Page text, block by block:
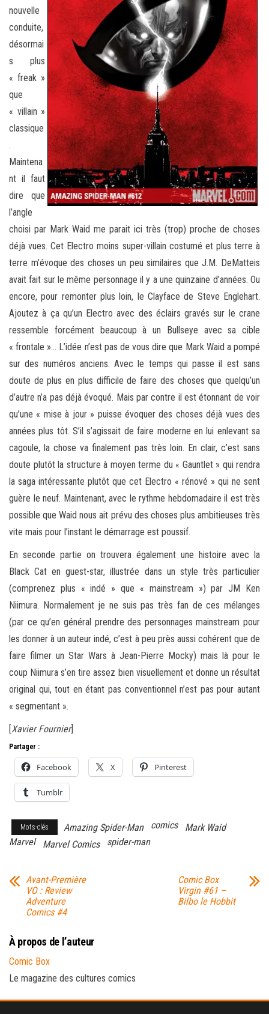
nouvelle
conduite,
désormai
s plus
« freak »
que
« villain »
classique
.
Maintena
nt il faut
dire que
l’angle
choisi par Mark Waid me parait ici très (trop) proche de choses
déjà vues. Cet Electro moins super-villain costumé et plus terre à
terre m’évoque des choses un peu similaires que J.M. DeMatteis
avait fait sur le même personnage il y a une quinzaine d’années. Ou
encore, pour remonter plus loin, le Clayface de Steve Englehart.
Ajoutez à ça qu’un Electro avec des éclairs gravés sur le crane
ressemble forcément beaucoup à un Bullseye avec sa cible
« frontale »… L’idée n’est pas de vous dire que Mark Waid a pompé
sur des numéros anciens. Avec le temps qui passe il est sans
doute de plus en plus difficile de faire des choses que quelqu’un
d’autre n’a pas déjà évoqué. Mais par contre il est étonnant de voir
qu’une « mise à jour » puisse évoquer des choses déjà vues des
années plus tôt. S’il s’agissait de faire moderne en lui enlevant sa
cagoule, la chose va finalement pas très loin. En clair, c’est sans
doute plutôt la structure à moyen terme du « Gauntlet » qui rendra
la saga intéressante plutôt que cet Electro « rénové » qui ne sent
guère le neuf. Maintenant, avec le rythme hebdomadaire il est très
possible que Waid nous ait prévu des choses plus ambitieuses très
vite mais pour l’instant le démarrage est poussif.
En seconde partie on trouvera également une histoire avec la
Black Cat en guest-star, illustrée dans un style très particulier
(comprenez plus « indé » que « mainstream ») par JM Ken
Niimura. Normalement je ne suis pas très fan de ces mélanges
(par ce qu’en général prendre des personnages mainstream pour
les donner à un auteur indé, c’est à peu près aussi cohérent que de
faire filmer un Star Wars à Jean-Pierre Mocky) mais là pour le
coup Niimura s’en tire assez bien visuellement et donne un résultat
original qui, tout en étant pas conventionnel n’est pas pour autant
« segmentant ».
[Xavier Fournier]
Partager :
Facebook X Pinterest
Tumblr
Mots-clés Amazing Spider-Man comics
Mark Waid
Marvel
Marvel Comics spider-man
Avant-Première
VO : Review
Adventure
Comics #4
Comic Box
Virgin #61 –
Bilbo le Hobbit
À propos de l’auteur
Comic Box
Le magazine des cultures comics